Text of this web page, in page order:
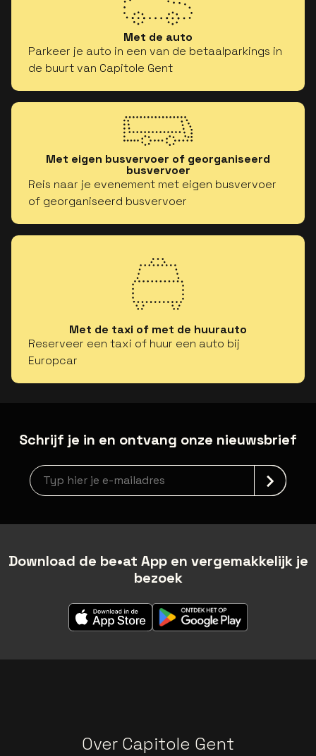
Met de auto
Parkeer je auto in een van de betaalparkings in
de buurt van Capitole Gent
Met eigen busvervoer of georganiseerd
busvervoer
Reis naar je evenement met eigen busvervoer
of georganiseerd busvervoer
Met de taxi of met de huurauto
Reserveer een taxi of huur een auto bij
Europcar
Schrijf je in en ontvang onze nieuwsbrief
Nieuwsbrief aanmelding
Download de be•at App en vergemakkelijk je
bezoek
Over Capitole Gent